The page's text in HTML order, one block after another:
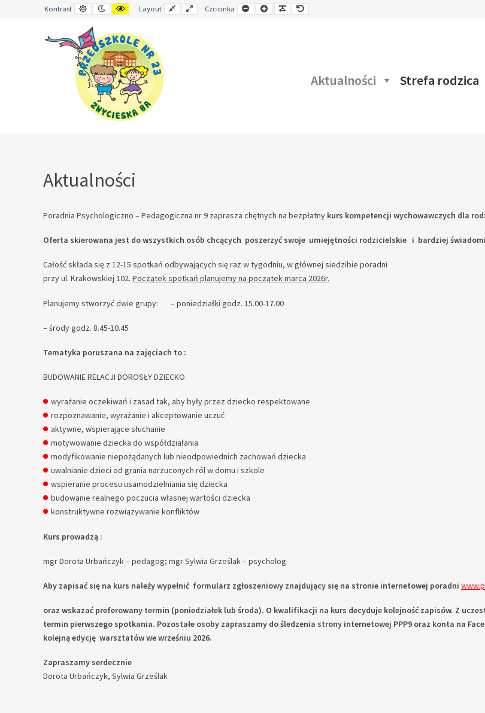
Kontrast
Kontrast
domyślny
Tryb
nocny
Kontrast
żółto-
Layout
Stały
układ
Wide
layout
Czcionka
Mniejsza
czcionka
CzcionkaCzcionkaCzcionka
Aktualności Strefa rodzica
Aktualności
Poradnia Psychologiczno – Pedagogiczna nr 9 zaprasza chętnych na bezpłatny kurs kompetencji wychowawczych dla
Oferta skierowana jest do wszystkich osób chcących poszerzyć swoje umiejętności rodzicielskie i bardziej
Całość składa się z 12-15 spotkań odbywających się raz w tygodniu, w głównej siedzibie poradni
przy ul. Krakowskiej 102. Początek spotkań planujemy na początek marca 2026r.
Planujemy stworzyć dwie grupy: – poniedziałki godz. 15.00-17.00
– środy godz. 8.45-10.45
Tematyka poruszana na zajęciach to :
BUDOWANIE RELACJI DOROSŁY DZIECKO
wyrażanie oczekiwań i zasad tak, aby były przez dziecko respektowane
rozpoznawanie, wyrażanie i akceptowanie uczuć
aktywne, wspierające słuchanie
motywowanie dziecka do współdziałania
modyfikowanie niepożądanych lub nieodpowiednich zachowań dziecka
uwalnianie dzieci od grania narzuconych ról w domu i szkole
wspieranie procesu usamodzielniania się dziecka
budowanie realnego poczucia własnej wartości dziecka
konstruktywne rozwiązywanie konfliktów
Kurs prowadzą :
mgr Dorota Urbańczyk – pedagog; mgr Sylwia Grześlak – psycholog
Aby zapisać się na kurs należy wypełnić formularz zgłoszeniowy znajdujący się na stronie internetowej poradni
oraz wskazać preferowany termin (poniedziałek lub środa). O kwalifikacji na kurs decyduje kolejność zapisów. Z
termin pierwszego spotkania. Pozostałe osoby zapraszamy do śledzenia strony internetowej PPP9 oraz konta na
kolejną edycję warsztatów we wrześniu 2026.
Zapraszamy serdecznie
Dorota Urbańczyk, Sylwia Grześlak